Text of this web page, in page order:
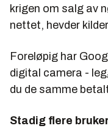
krigen om salg av
nettet, hevder
Foreløpig har
digital camera -
du de samme
Stadig flere